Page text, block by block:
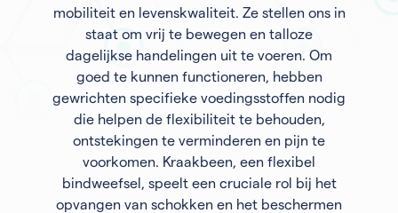
mobiliteit en levenskwaliteit. Ze stellen ons in
staat om vrij te bewegen en talloze
dagelijkse handelingen uit te voeren. Om
goed te kunnen functioneren, hebben
gewrichten specifieke voedingsstoffen nodig
die helpen de flexibiliteit te behouden,
ontstekingen te verminderen en pijn te
voorkomen. Kraakbeen, een flexibel
bindweefsel, speelt een cruciale rol bij het
opvangen van schokken en het beschermen